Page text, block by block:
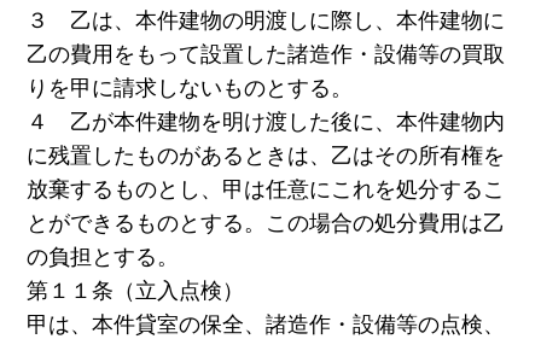
３ 乙は、本件建物の明渡しに際し、本件建物に
乙の費用をもって設置した諸造作・設備等の買取
りを甲に請求しないものとする。
４ 乙が本件建物を明け渡した後に、本件建物内
に残置したものがあるときは、乙はその所有権を
放棄するものとし、甲は任意にこれを処分するこ
とができるものとする。この場合の処分費用は乙
の負担とする。
第１１条（立入点検）
甲は、本件貸室の保全、諸造作・設備等の点検、